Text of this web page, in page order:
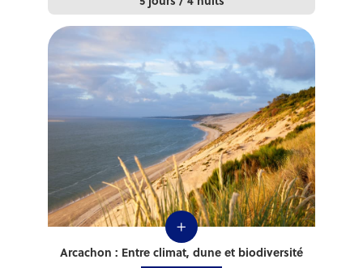
+
Arcachon : Entre climat, dune et biodiversité